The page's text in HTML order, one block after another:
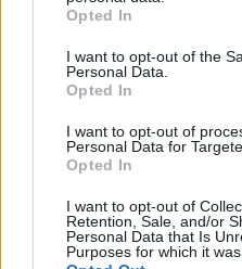
Opted In
I want to opt-out of the
Personal Data.
Opted In
I want to opt-out of
Personal Data for
Opted In
I want to opt-out of
Retention, Sale, and/or
Personal Data that Is
Purposes for which it was
Esim for Global|Esim for
Esim for USA | Esim for